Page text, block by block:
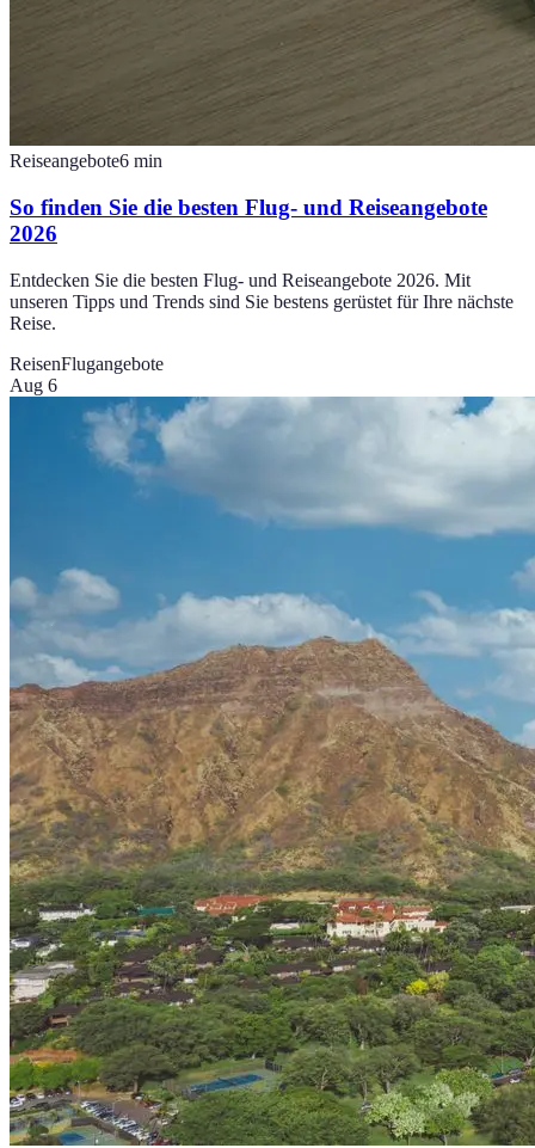
Reiseangebote6 min
So finden Sie die besten Flug- und Reiseangebote
2026
Entdecken Sie die besten Flug- und Reiseangebote 2026. Mit
unseren Tipps und Trends sind Sie bestens gerüstet für Ihre nächste
Reise.
ReisenFlugangebote
Aug 6